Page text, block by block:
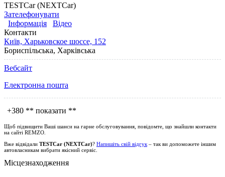
TESTCar (NEXTCar)
Зателефонувати
Інформація
Відео
Контакти
Київ, Харьковское шоссе, 152
Бориспільська, Харківська
Вебсайт
Електронна пошта
+380 ** показати **
Щоб підвищити Ваші шанси на гарне обслуговування, повідомте, що знайшли контакти
на сайті REMZO
Вже відвідали TESTCar (NEXTCar)? Напишіть свій відгук – так ви допоможете іншим
автовласникам вибрати якісний сервіс.
Місцезнаходження